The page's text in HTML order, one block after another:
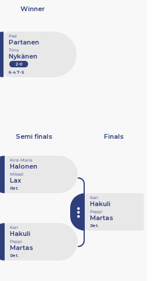
Winner
Pasi
Partanen
Tiina
Nykänen
2-0
6-4 7-5
Semi finals Finals
Kirsi-Maria
Halonen
Mikael
Lax
Ret.
Kari
Hakuli
Peppi
Martas
Ret.
Kari
Hakuli
Peppi
Martas
Ret.